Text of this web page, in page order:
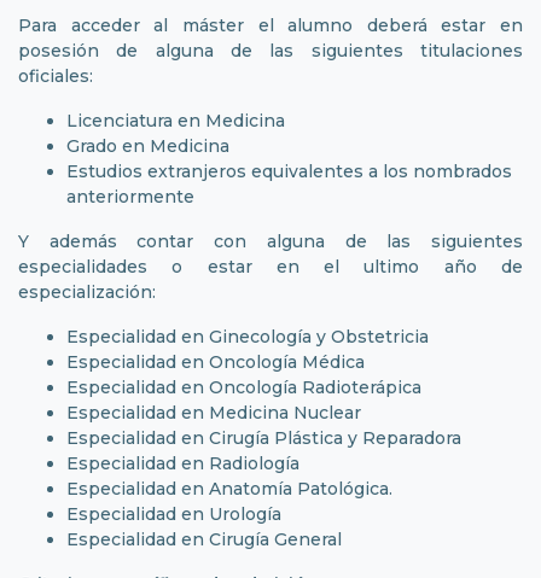
Para acceder al máster el alumno deberá estar en
posesión de alguna de las siguientes titulaciones
oficiales:
Licenciatura en Medicina
Grado en Medicina
Estudios extranjeros equivalentes a los nombrados
anteriormente
Y además contar con alguna de las siguientes
especialidades o estar en el ultimo año de
especialización:
Especialidad en Ginecología y Obstetricia
Especialidad en Oncología Médica
Especialidad en Oncología Radioterápica
Especialidad en Medicina Nuclear
Especialidad en Cirugía Plástica y Reparadora
Especialidad en Radiología
Especialidad en Anatomía Patológica.
Especialidad en Urología
Especialidad en Cirugía General